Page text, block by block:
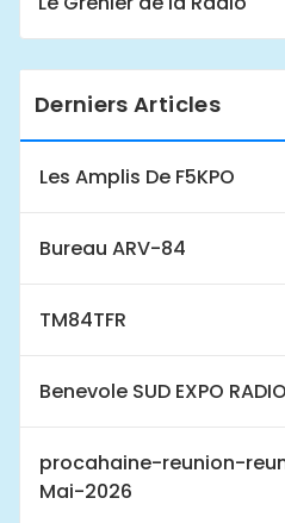
Derniers Articles
Les Amplis De F5KPO
Bureau ARV-84
TM84TFR
Benevole SUD EXPO RADIO
procahaine-reunion-
Mai-2026